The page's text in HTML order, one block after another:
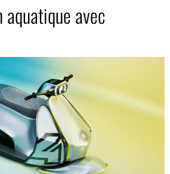
avec